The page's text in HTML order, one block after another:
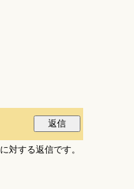
に対する返信です。